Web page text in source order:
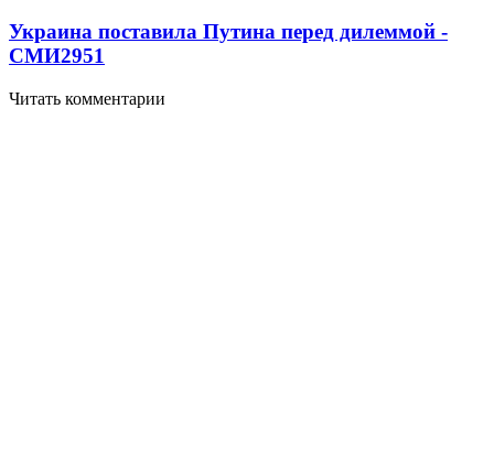
Украина поставила Путина перед дилеммой -
СМИ2951
Читать комментарии